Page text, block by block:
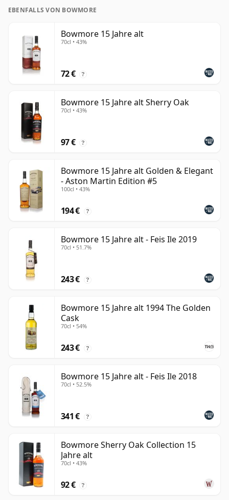
EBENFALLS VON BOWMORE
Bowmore 15 Jahre alt
70cl • 43%
72 € ?
Bowmore 15 Jahre alt Sherry Oak
70cl • 43%
97 € ?
Bowmore 15 Jahre alt Golden & Elegant
- Aston Martin Edition #5
100cl • 43%
194 € ?
Bowmore 15 Jahre alt - Feis Ile 2019
70cl • 51.7%
243 € ?
Bowmore 15 Jahre alt 1994 The Golden
Cask
70cl • 54%
243 € ?
Bowmore 15 Jahre alt - Feis Ile 2018
70cl • 52.5%
341 € ?
Bowmore Sherry Oak Collection 15
Jahre alt
70cl • 43%
92 € ?